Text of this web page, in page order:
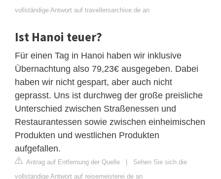
vollständige Antwort auf travellersarchive.de an
Ist Hanoi teuer?
Für einen Tag in Hanoi haben wir inklusive
Übernachtung also 79,23€ ausgegeben. Dabei
haben wir nicht gespart, aber auch nicht
geprasst. Uns ist durchweg der große preisliche
Unterschied zwischen Straßenessen und
Restaurantessen sowie zwischen einheimischen
Produkten und westlichen Produkten
aufgefallen.
Antrag auf Entfernung der Quelle | Sehen Sie sich die
vollständige Antwort auf reisemeisterei.de an